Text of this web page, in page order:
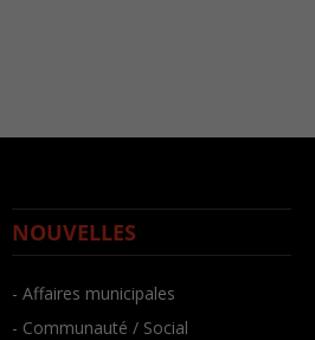
NOUVELLES
- Affaires municipales
- Communauté / Social